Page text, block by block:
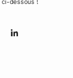
dessous !